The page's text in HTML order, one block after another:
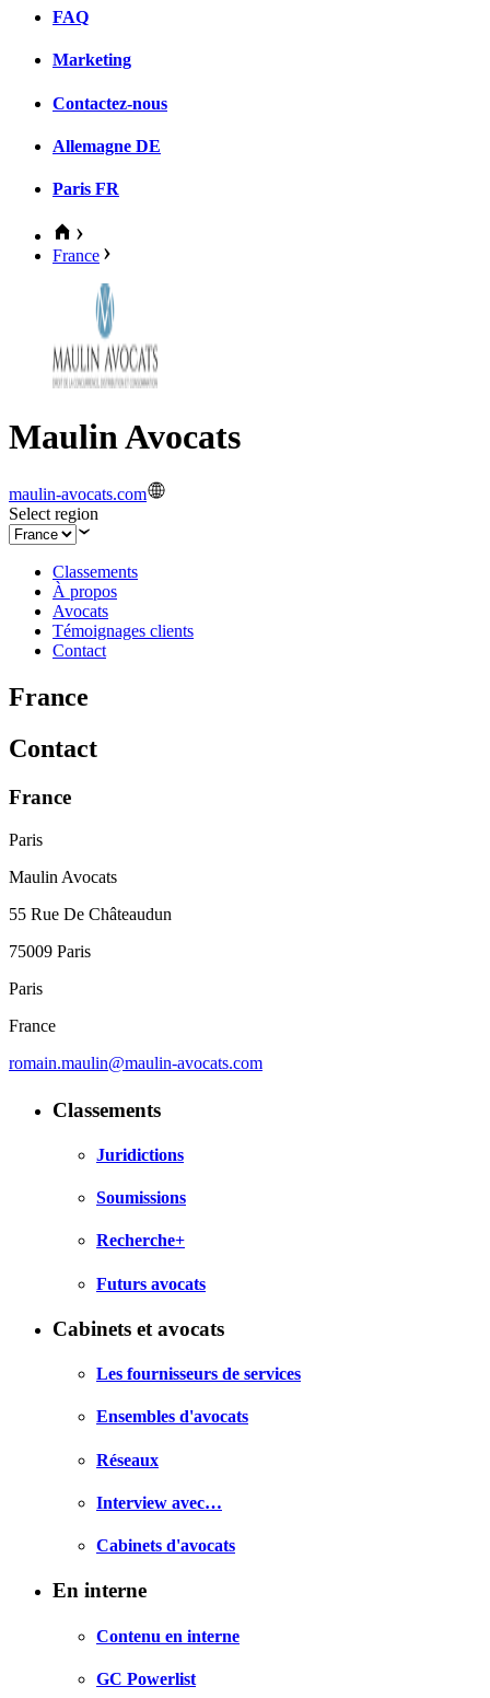
FAQ
Marketing
Contactez-nous
Allemagne DE
Paris FR
France
Maulin Avocats
maulin-avocats.com
Select region
Classements
À propos
Avocats
Témoignages clients
Contact
France
Contact
France
Paris
Maulin Avocats
55 Rue De Châteaudun
75009 Paris
Paris
France
romain.maulin@maulin-avocats.com
Classements
Juridictions
Soumissions
Recherche+
Futurs avocats
Cabinets et avocats
Les fournisseurs de services
Ensembles d'avocats
Réseaux
Interview avec…
Cabinets d'avocats
En interne
Contenu en interne
GC Powerlist